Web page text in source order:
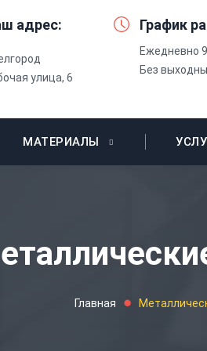
адрес:
улица, 6
График
Ежедневно
Без
МАТЕРИАЛЫ
Главная ⬤